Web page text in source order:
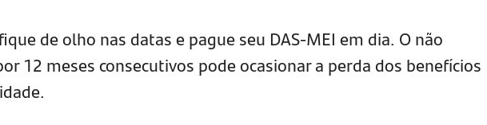
fique de olho nas datas e pague seu DAS-MEI em dia. O não
12 meses consecutivos pode ocasionar a perda dos benefícios